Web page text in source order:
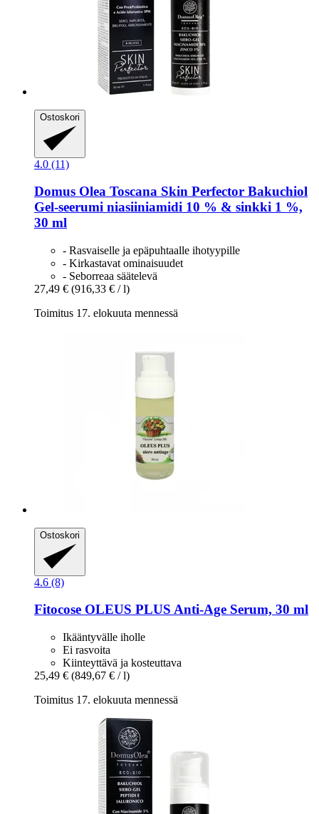
Ostoskori
4.0 (11)
Domus Olea Toscana Skin Perfector Bakuchiol
Gel-​seerumi niasiiniamidi 10 % & sinkki 1 %,
30 ml
- Rasvaiselle ja epäpuhtaalle ihotyypille
- Kirkastavat ominaisuudet
- Seborreaa säätelevä
27,49 € (916,33 € / l)
Toimitus 17. elokuuta mennessä
Ostoskori
4.6 (8)
Fitocose OLEUS PLUS Anti-​Age Serum, 30 ml
Ikääntyvälle iholle
Ei rasvoita
Kiinteyttävä ja kosteuttava
25,49 € (849,67 € / l)
Toimitus 17. elokuuta mennessä